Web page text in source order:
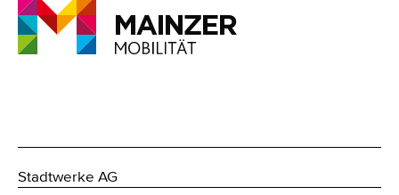
Stadtwerke AG